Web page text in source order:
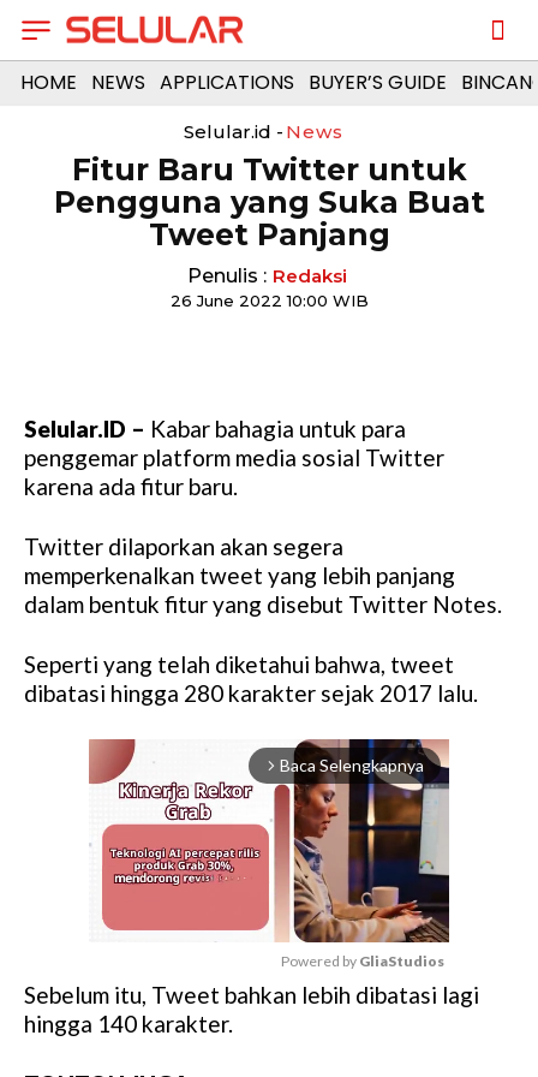
HOME NEWS APPLICATIONS BUYER’S GUIDE
Selular.id - News
Fitur Baru Twitter untuk
Pengguna yang Suka Buat
Tweet Panjang
Penulis : Redaksi
26 June 2022 10:00 WIB
Selular.ID – Kabar bahagia untuk para
penggemar platform media sosial Twitter
karena ada fitur baru.
Twitter dilaporkan akan segera
memperkenalkan tweet yang lebih panjang
dalam bentuk fitur yang disebut Twitter Notes.
Seperti yang telah diketahui bahwa, tweet
dibatasi hingga 280 karakter sejak 2017 lalu.
arrow_forward_ios Baca Selengkapnya
M
Powered by GliaStudios
Sebelum itu, Tweet bahkan lebih dibatasi lagi
hingga 140 karakter.